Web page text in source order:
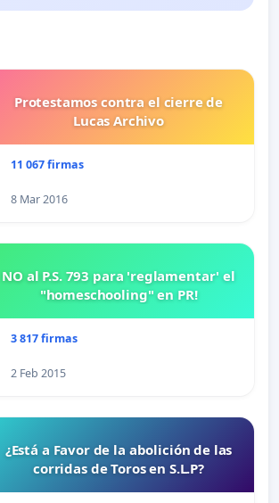
Protestamos contra el cierre de
Lucas Archivo
11 067 firmas
8 Mar 2016
NO al P.S. 793 para 'reglamentar' el
"homeschooling" en PR!
3 817 firmas
2 Feb 2015
¿Está a Favor de la abolición de las
corridas de Toros en S.L.P?